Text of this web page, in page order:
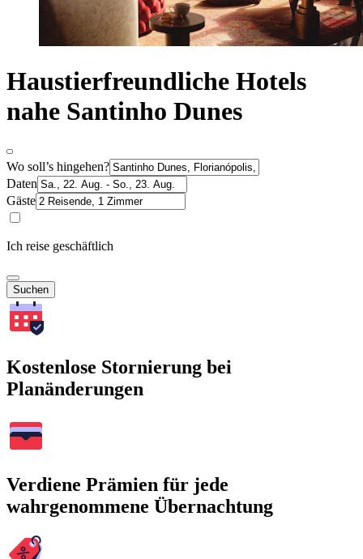
Haustierfreundliche Hotels
nahe Santinho Dunes
Wo soll’s hingehen?
Daten
Gäste
Ich reise geschäftlich
Suchen
Kostenlose Stornierung bei
Planänderungen
Verdiene Prämien für jede
wahrgenommene Übernachtung